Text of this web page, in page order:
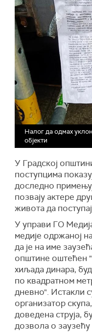
Налог да одмах
објекти
У Градској
поступцима
доследно
позвају актере
живота да
У управи ГО
медије одржаној
да је на име
општине оштећен
хиљада динара,
по квадратном
дневно". Истакли
организатор
доведена струја,
дозвола о заузећу